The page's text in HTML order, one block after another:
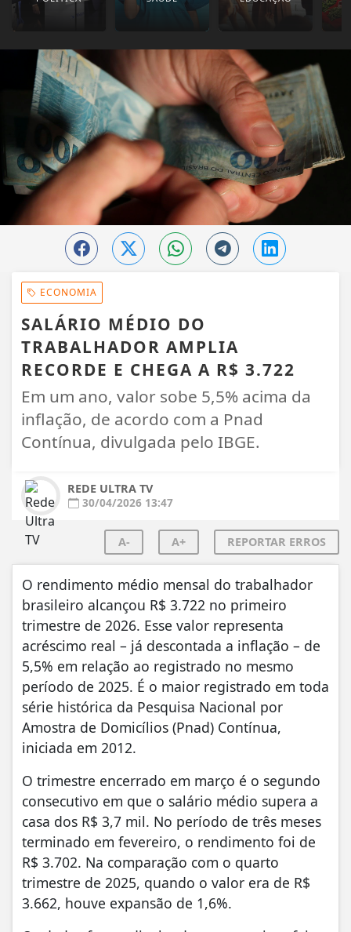
ECONOMIA
SALÁRIO MÉDIO DO
TRABALHADOR AMPLIA
RECORDE E CHEGA A R$ 3.722
Em um ano, valor sobe 5,5% acima da
inflação, de acordo com a Pnad
Contínua, divulgada pelo IBGE.
REDE ULTRA TV
30/04/2026 13:47
A- A+ REPORTAR ERROS
O rendimento médio mensal do trabalhador
brasileiro alcançou R$ 3.722 no primeiro
trimestre de 2026. Esse valor representa
acréscimo real – já descontada a inflação – de
5,5% em relação ao registrado no mesmo
período de 2025. É o maior registrado em toda
série histórica da Pesquisa Nacional por
Amostra de Domicílios (Pnad) Contínua,
iniciada em 2012.
O trimestre encerrado em março é o segundo
consecutivo em que o salário médio supera a
casa dos R$ 3,7 mil. No período de três meses
terminado em fevereiro, o rendimento foi de
R$ 3.702. Na comparação com o quarto
trimestre de 2025, quando o valor era de R$
3.662, houve expansão de 1,6%.